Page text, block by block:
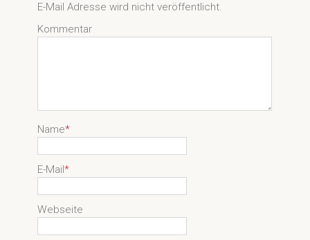
E-Mail Adresse wird nicht veröffentlicht.
Kommentar
Name*
E-Mail *
Webseite